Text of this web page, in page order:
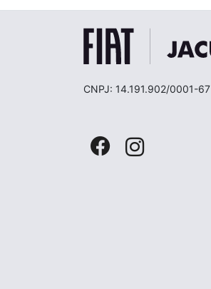
CNPJ: 14.191.902/0001-67